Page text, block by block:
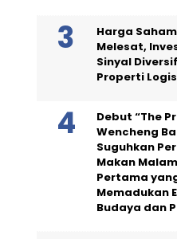
Harga Saham
Melesat,
Sinyal
Properti
Debut “The
Wencheng
Suguhkan
Makan
Pertama
Memadukan
Budaya dan